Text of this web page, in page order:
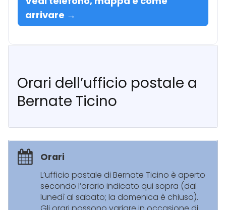
arrivare →
Orari dell’ufficio postale a
Bernate Ticino
Orari
L’ufficio postale di Bernate Ticino è aperto
secondo l’orario indicato qui sopra (dal
lunedì al sabato; la domenica è chiuso).